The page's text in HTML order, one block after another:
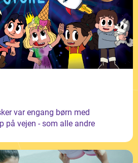
var engang børn med
på vejen - som alle andre